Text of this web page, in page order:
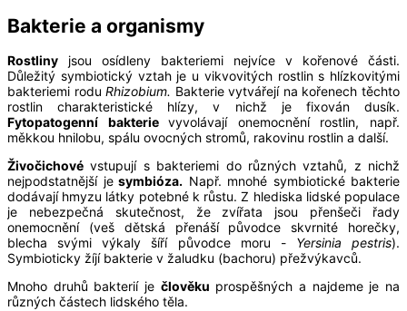
Bakterie a organismy
Rostliny jsou osídleny bakteriemi nejvíce v kořenové části.
Důležitý symbiotický vztah je u vikvovitých rostlin s hlízkovitými
bakteriemi roduRhizobium. Bakterie vytvářejí na kořenech těchto
rostlin charakteristické hlízy, v nichž je fixován dusík.
Fytopatogenní bakterievyvolávají onemocnění rostlin, např.
měkkou hnilobu, spálu ovocných stromů, rakovinu rostlin a další.
Živočichové vstupují s bakteriemi do různých vztahů, z nichž
nejpodstatnější jesymbióza. Např. mnohé symbiotické bakterie
dodávají hmyzu látky potebné k růstu. Z hlediska lidské populace
je nebezpečná skutečnost, že zvířata jsou přenšeči řady
onemocnění (veš dětská přenáší původce skvrnité horečky,
blecha svými výkaly šíří původce moru - Yersinia pestris).
Symbioticky žíjí bakterie v žaludku (bachoru) přežvýkavců.
Mnoho druhů bakterií je člověku prospěšných a najdeme je na
různých částech lidského těla.